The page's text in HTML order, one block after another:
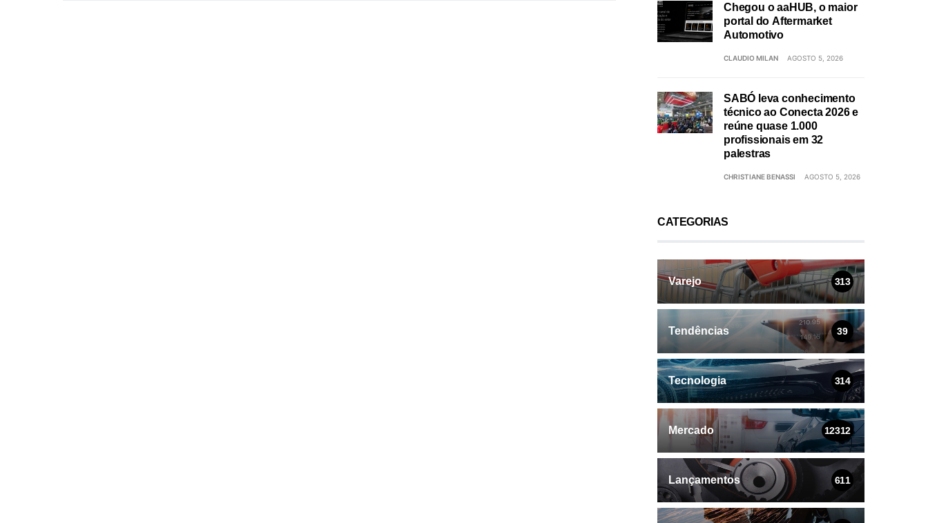
Chegou o aaHUB, o maior
portal do Aftermarket
Automotivo
CLAUDIO MILAN AGOSTO 5, 2026
SABÓ leva conhecimento
técnico ao Conecta 2026 e
reúne quase 1.000
profissionais em 32
palestras
CHRISTIANE BENASSI AGOSTO 5, 2026
CATEGORIAS
Varejo 313
Tendências 39
Tecnologia 314
Mercado 12312
Lançamentos 611